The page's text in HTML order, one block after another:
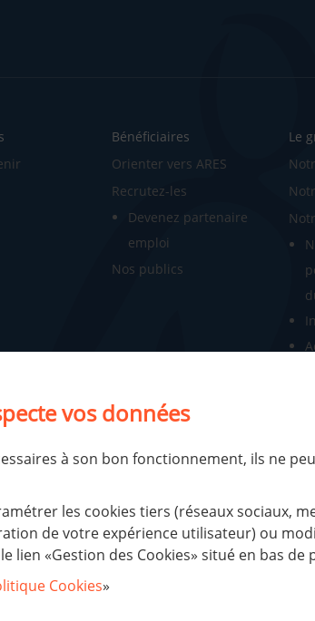
Bénéficiaires
Orienter vers ARES
Recrutez-les
Devenez partenaire
emploi
Nos publics
Le
vos données
à son bon fonctionnement, ils ne
les cookies tiers (réseaux sociaux,
de votre expérience utilisateur) ou
lien «Gestion des Cookies» situé en bas de
Cookies»